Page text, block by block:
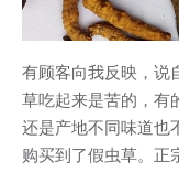
有顾客向我反映，说
草吃起来是苦的，有
还是产地不同味道也
购买到了假虫草。正